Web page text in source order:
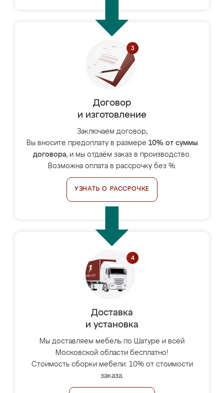
Договор
и изготовление
Заключаем договор,
Вы вносите предоплату в размере 10% от суммы
договора, и мы отдаём заказ в производство.
Возможна оплата в рассрочку без %.
УЗНАТЬ О РАССРОЧКЕ
Доставка
и установка
Мы доставляем мебель по Шатуре и всей
Московской области бесплатно!
Стоимость сборки мебели: 10% от стоимости
заказа.